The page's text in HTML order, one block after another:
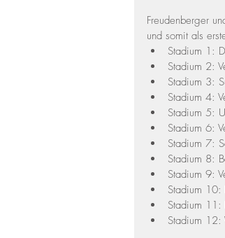
Freudenberger
und somit als
Stadium 1:
Stadium 2:
Stadium 3:
Stadium 4:
Stadium 5:
Stadium 6:
Stadium 7:
Stadium 8:
Stadium 9:
Stadium 10:
Stadium 11:
Stadium 12: